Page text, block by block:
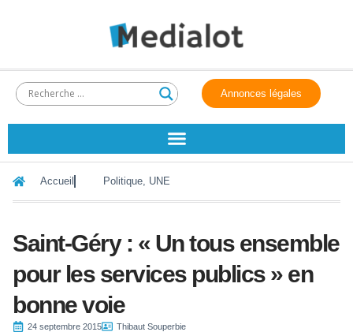
Annonces légales
Accueil Politique, UNE
Saint-Géry : « Un tous ensemble
pour les services publics » en
bonne voie
24 septembre 2015 Thibaut Souperbie